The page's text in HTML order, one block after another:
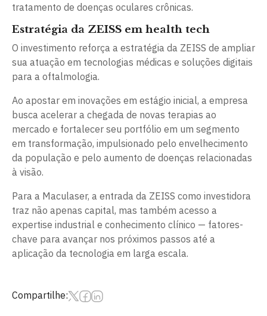
tratamento de doenças oculares crônicas.
Estratégia da ZEISS em health tech
O investimento reforça a estratégia da ZEISS de ampliar
sua atuação em tecnologias médicas e soluções digitais
para a oftalmologia.
Ao apostar em inovações em estágio inicial, a empresa
busca acelerar a chegada de novas terapias ao
mercado e fortalecer seu portfólio em um segmento
em transformação, impulsionado pelo envelhecimento
da população e pelo aumento de doenças relacionadas
à visão.
Para a Maculaser, a entrada da ZEISS como investidora
traz não apenas capital, mas também acesso a
expertise industrial e conhecimento clínico — fatores-
chave para avançar nos próximos passos até a
aplicação da tecnologia em larga escala.
Compartilhe: